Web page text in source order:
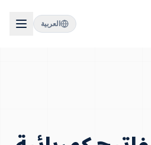
العربية